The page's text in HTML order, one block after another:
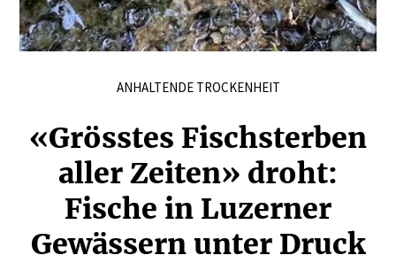
ANHALTENDE TROCKENHEIT
«Grösstes Fisch­sterben
aller Zeiten» droht:
Fische in Luzerner
Gewässern unter Druck